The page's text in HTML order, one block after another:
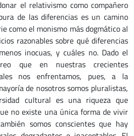
el relativismo como compañero
de las diferencias es un camino
como el monismo más dogmático al
razonables sobre qué diferencias
inocuas, y cuáles no. Dado el
que en nuestras crecientes
nos enfrentamos, pues, a la
de nosotros somos pluralistas,
cultural es una riqueza que
no existe una única forma de vivir
somos conscientes que hay